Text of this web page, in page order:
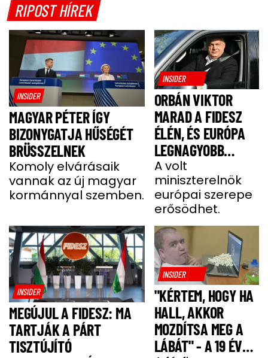
RIPOST HÍREK
INSIDER
MAGYAR PÉTER ÍGY
BIZONYGATJA HŰSÉGÉT
BRÜSSZELNEK
Komoly elvárásaik
vannak az új magyar
kormánnyal szemben.
INSIDER
ORBÁN VIKTOR
MARAD A FIDESZ
ÉLÉN, ÉS EURÓPA
LEGNAGYOBB
JOBBOLDALI
SZÖVETSÉGÉT
ÉPÍTI TOVÁBB
A volt
miniszterelnök
európai szerepe
erősödhet.
INSIDER
MEGÚJUL A FIDESZ: MA
TARTJÁK A PÁRT
TISZTÚJÍTÓ
INSIDER
"KÉRTEM, HOGY HA
HALL, AKKOR
MOZDÍTSA MEG A
LÁBÁT" - A 19 ÉVES